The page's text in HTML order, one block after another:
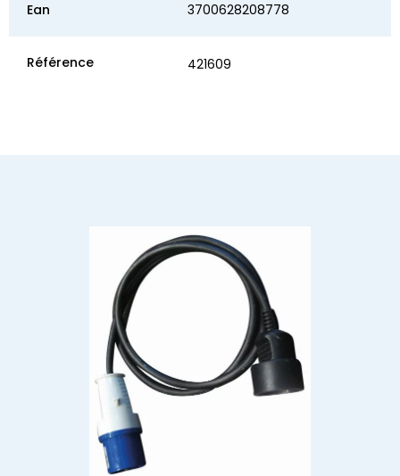
Ean 3700628208778
Référence 421609